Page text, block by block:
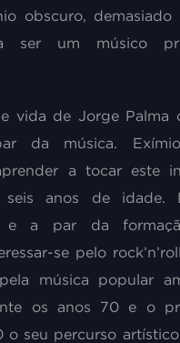
obscuro, demasiado
ser um músico
vida de Jorge Palma
da música.
a tocar este
seis anos de idade.
e a par da
se pelo
música popular
os anos 70 e o
o seu percurso